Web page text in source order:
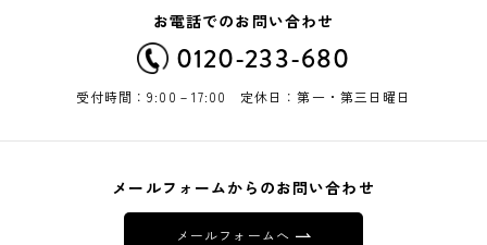
お電話でのお問い合わせ
0120-233-680
受付時間：9:00－17:00 定休日：第一・第三日曜日
メールフォームからのお問い合わせ
メールフォームへ